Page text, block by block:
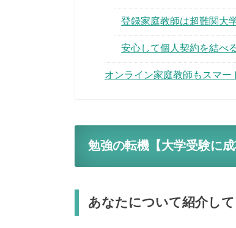
登録家庭教師は超難関大
安心して個人契約を結べ
オンライン家庭教師もスマー
勉強の転機【大学受験に成
あなたについて紹介して